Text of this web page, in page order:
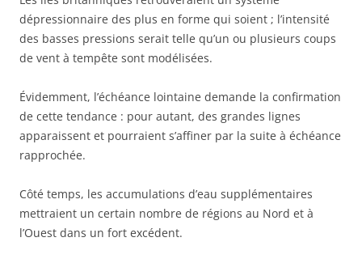
dépressionnaire des plus en forme qui soient ; l’intensité
des basses pressions serait telle qu’un ou plusieurs coups
de vent à tempête sont modélisées.
Évidemment, l’échéance lointaine demande la confirmation
de cette tendance : pour autant, des grandes lignes
apparaissent et pourraient s’affiner par la suite à échéance
rapprochée.
Côté temps, les accumulations d’eau supplémentaires
mettraient un certain nombre de régions au Nord et à
l’Ouest dans un fort excédent.